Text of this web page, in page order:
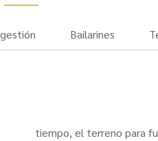
Bailarines
tiempo, el terreno para